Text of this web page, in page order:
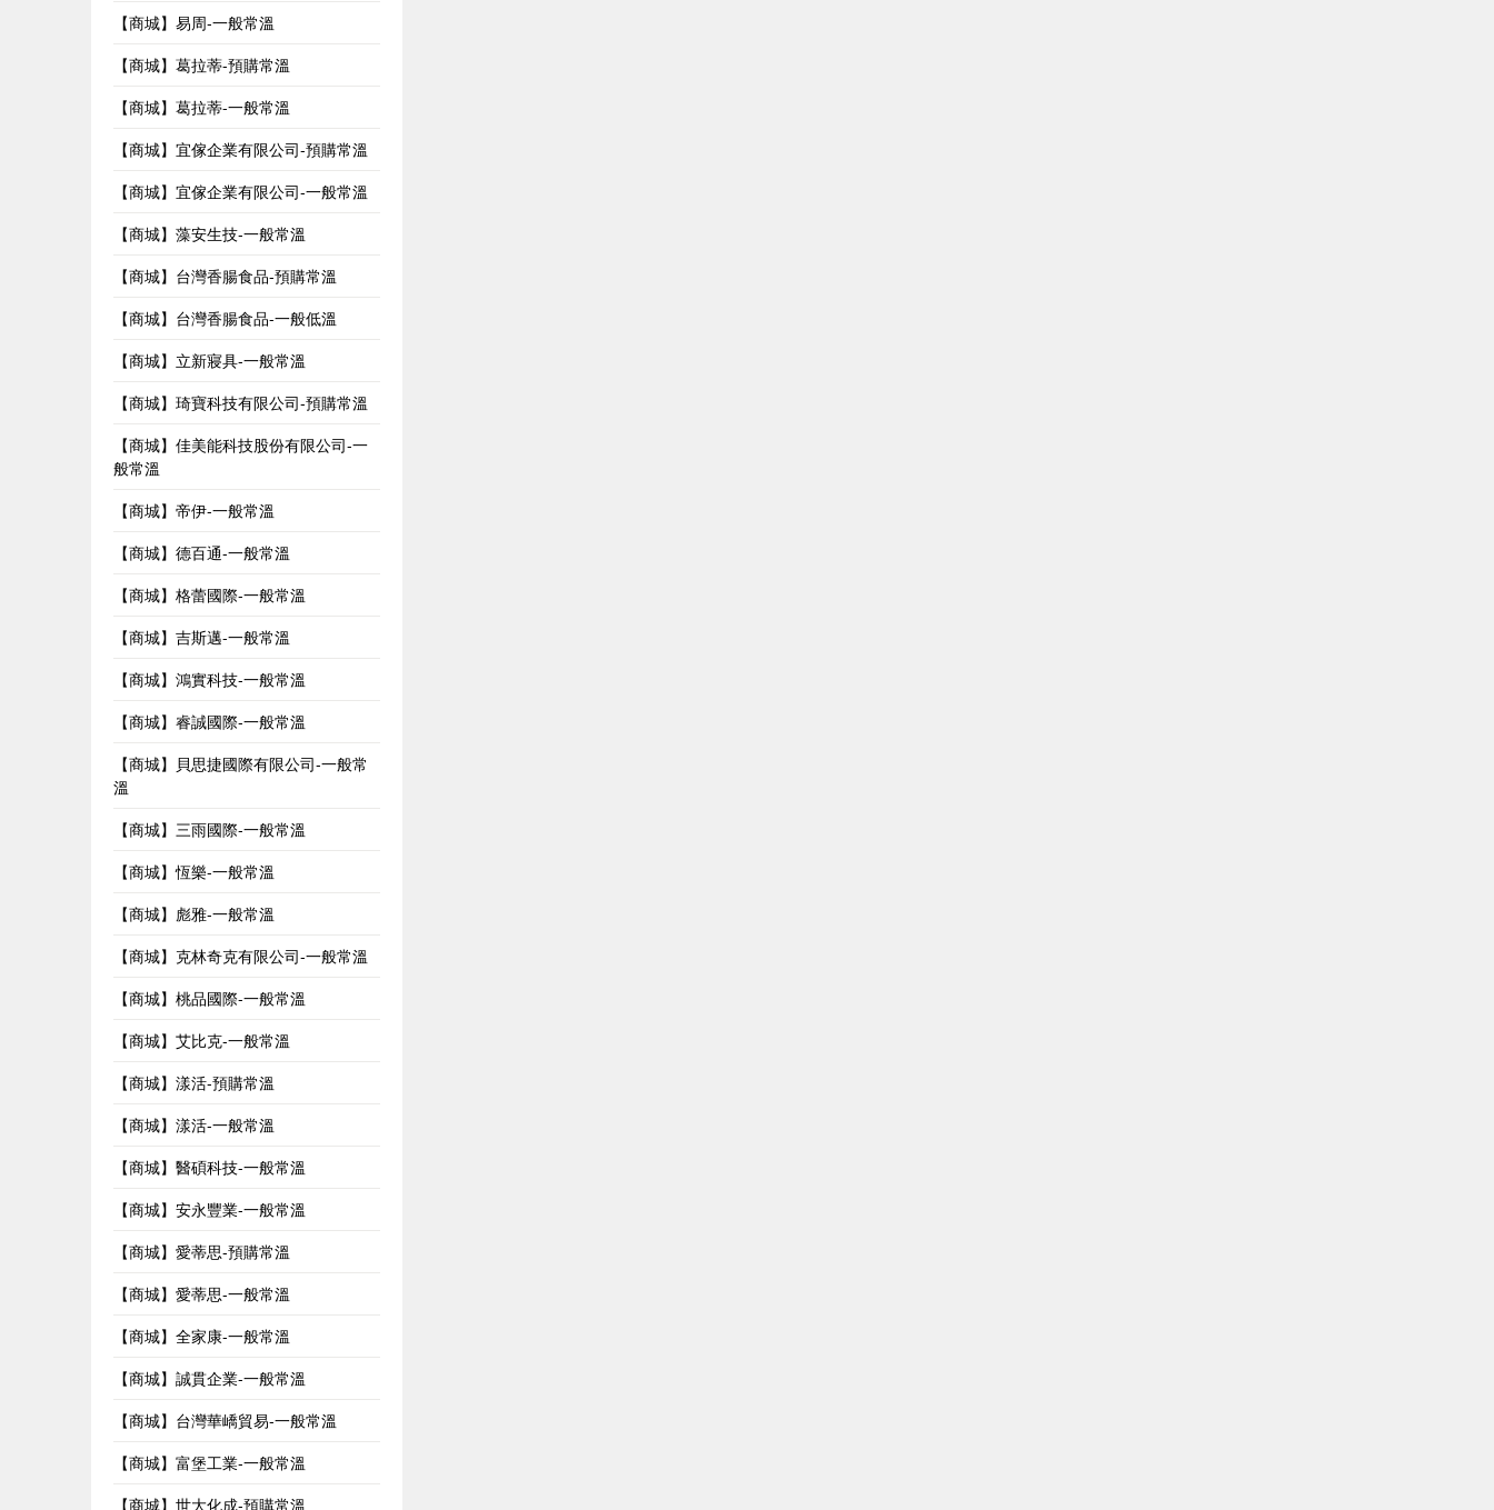
【商城】易周-一般常溫
【商城】葛拉蒂-預購常溫
【商城】葛拉蒂-一般常溫
【商城】宜傢企業有限公司-預購常溫
【商城】宜傢企業有限公司-一般常溫
【商城】藻安生技-一般常溫
【商城】台灣香腸食品-預購常溫
【商城】台灣香腸食品-一般低溫
【商城】立新寢具-一般常溫
【商城】琦寶科技有限公司-預購常溫
【商城】佳美能科技股份有限公司-一
般常溫
【商城】帝伊-一般常溫
【商城】德百通-一般常溫
【商城】格蕾國際-一般常溫
【商城】吉斯邁-一般常溫
【商城】鴻實科技-一般常溫
【商城】睿誠國際-一般常溫
【商城】貝思捷國際有限公司-一般常
溫
【商城】三雨國際-一般常溫
【商城】恆樂-一般常溫
【商城】彪雅-一般常溫
【商城】克林奇克有限公司-一般常溫
【商城】桃品國際-一般常溫
【商城】艾比克-一般常溫
【商城】漾活-預購常溫
【商城】漾活-一般常溫
【商城】醫碩科技-一般常溫
【商城】安永豐業-一般常溫
【商城】愛蒂思-預購常溫
【商城】愛蒂思-一般常溫
【商城】全家康-一般常溫
【商城】誠貫企業-一般常溫
【商城】台灣華嶠貿易-一般常溫
【商城】富堡工業-一般常溫
【商城】世大化成-預購常溫